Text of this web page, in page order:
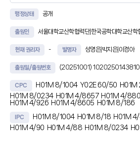
행정상태 공개
출원인 서울대학교산학협력단|한국공학대학교산학
현재 권리자 - 발명자 성영은|박지은|이경아
출원일/출원번호 (20251001) 1020250143810
CPC H01M 8/1004 Y02E 60/50
H01M 8/0234 H01M 4/8657 H01M 4/
H01M 4/926 H01M 4/8605 H01M 8/186
IPC H01M 8/1004 H01M 8/18 H01M
H01M 4/90 H01M 4/88 H01M 8/0234